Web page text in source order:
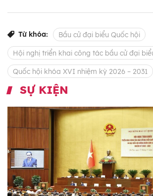
Từ khóa: Bầu cử đại biểu Quốc hội
Hội nghị triển khai công tác bầu cử đại
Quốc hội khóa XVI nhiệm kỳ 2026 – 2031
SỰ KIỆN